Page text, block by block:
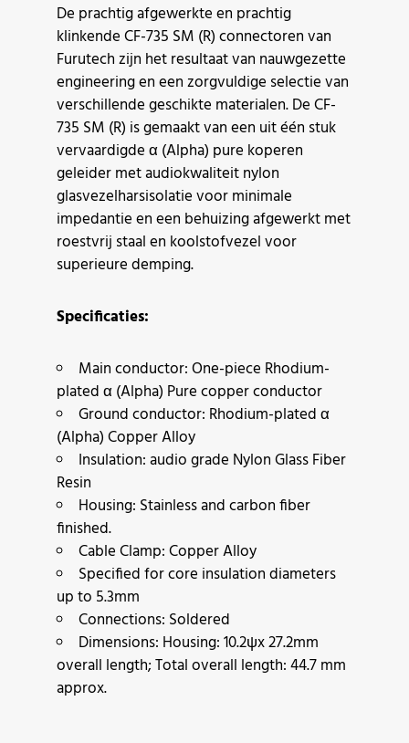
De prachtig afgewerkte en prachtig
klinkende CF-735 SM (R) connectoren van
Furutech zijn het resultaat van nauwgezette
engineering en een zorgvuldige selectie van
verschillende geschikte materialen. De CF-
735 SM (R) is gemaakt van een uit één stuk
vervaardigde α (Alpha) pure koperen
geleider met audiokwaliteit nylon
glasvezelharsisolatie voor minimale
impedantie en een behuizing afgewerkt met
roestvrij staal en koolstofvezel voor
superieure demping.
Specificaties:
Main conductor: One-piece Rhodium-
plated α (Alpha) Pure copper conductor
Ground conductor: Rhodium-plated α
(Alpha) Copper Alloy
Insulation: audio grade Nylon Glass Fiber
Resin
Housing: Stainless and carbon fiber
finished.
Cable Clamp: Copper Alloy
Specified for core insulation diameters
up to 5.3mm
Connections: Soldered
Dimensions: Housing: 10.2ψx 27.2mm
overall length; Total overall length: 44.7 mm
approx.